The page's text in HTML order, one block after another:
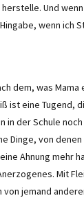
Und
wenn ich
dem, was Mama
ist eine Tugend,
in der Schule
Dinge, von
Ahnung mehr
Mit
jemand